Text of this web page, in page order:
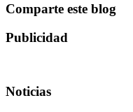
Comparte este blog
Publicidad
Noticias